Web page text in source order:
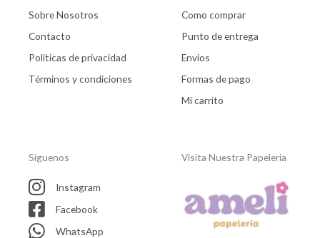
Sobre Nosotros
Contacto
Politicas de privacidad
Términos y condiciones
Como comprar
Punto de entrega
Envios
Formas de pago
Mi carrito
Síguenos
Instagram
Facebook
WhatsApp
Visita Nuestra Papeleria